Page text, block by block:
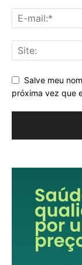
Salve meu
próxima vez que